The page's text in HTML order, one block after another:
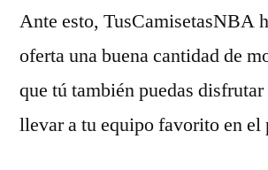
Ante esto, TusCamisetasNBA
oferta una buena cantidad de
que tú también puedas
llevar a tu equipo favorito en el